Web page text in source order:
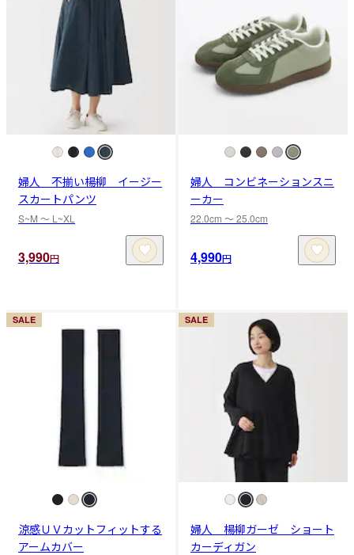
婦人 不揃い楊柳 イージー
スカートパンツ
S~M 〜 L~XL
3,990円
婦人 コンビネーションスニ
ーカー
22.0cm 〜 25.0cm
4,990円
SALE
涼感ＵＶカットフィットする
アームカバー
SALE
婦人 楊柳ガーゼ ショート
カーディガン